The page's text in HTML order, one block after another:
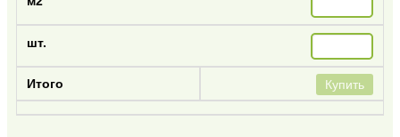
Купить